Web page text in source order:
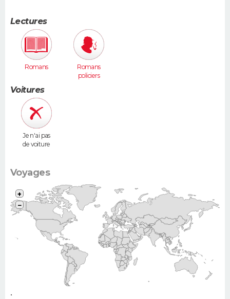
Lectures
Romans
Romans
policiers
Voitures
Je n'ai pas
de voiture
Voyages
•
+
−